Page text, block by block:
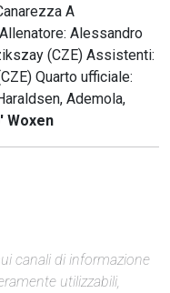
A
Alessandro
(CZE) Assistenti:
Quarto ufficiale:
Ademola,
Woxen
canali di informazione
utilizzabili,